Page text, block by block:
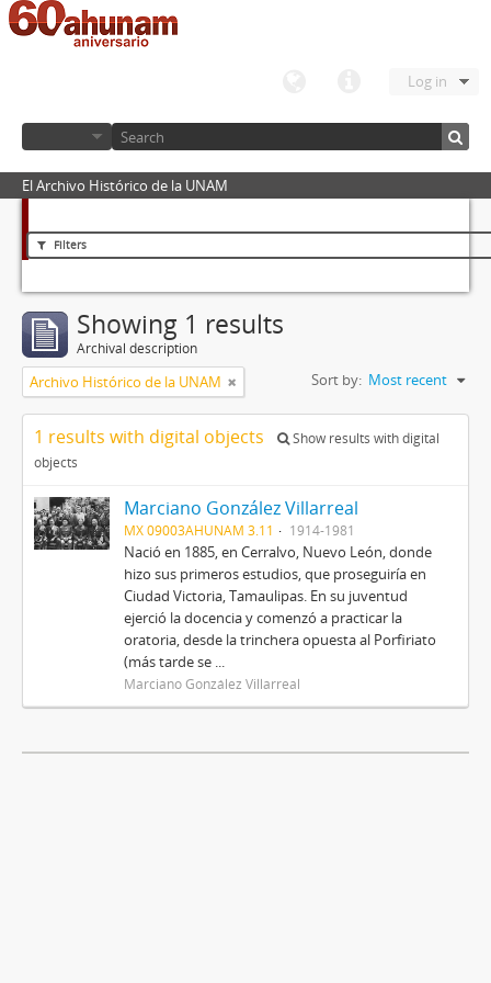
Log in
El Archivo Histórico de la UNAM
Filters
Showing 1 results
Archival description
Archivo Histórico de la UNAM Sort by: Most recent
1 results with digital objects
Show results with digital
objects
Marciano González Villarreal
MX 09003AHUNAM 3.11 1914-1981
Nació en 1885, en Cerralvo, Nuevo León, donde
hizo sus primeros estudios, que proseguiría en
Ciudad Victoria, Tamaulipas. En su juventud
ejerció la docencia y comenzó a practicar la
oratoria, desde la trinchera opuesta al Porfiriato
(más tarde se ...
Marciano González Villarreal